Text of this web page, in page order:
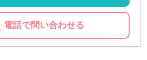
電話で問い合わせる